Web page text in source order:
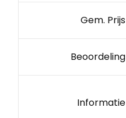
Gem. Prijs
Beoordeling
Informatie